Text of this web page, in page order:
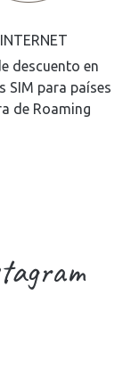
INTERNET
descuento en
SIM para países
de Roaming